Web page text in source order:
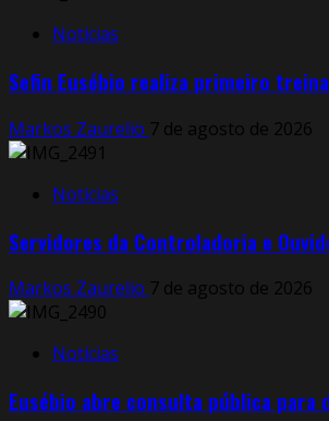
Notícias
Sefin Eusébio realiza primeiro
Markos Zaurelio 7 de agosto de 2026
Notícias
Servidores da Controladoria e
Markos Zaurelio 7 de agosto de 2026
Notícias
Eusébio abre consulta pública